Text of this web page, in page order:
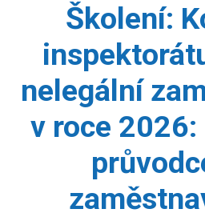
Školení:
nelegální
v roce